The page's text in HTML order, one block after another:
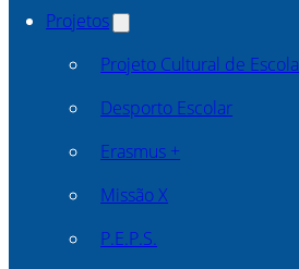
Projetos
Projeto Cultural de Escola
Desporto Escolar
Erasmus +
Missão X
P.E.P.S.